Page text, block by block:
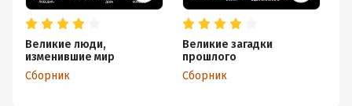
Великие люди,
изменившие мир
Сборник
Великие загадки
прошлого
Сборник